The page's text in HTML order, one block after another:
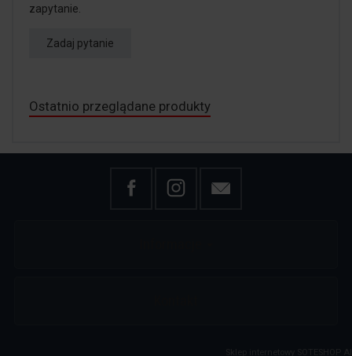
zapytanie.
Zadaj pytanie
Ostatnio przeglądane produkty